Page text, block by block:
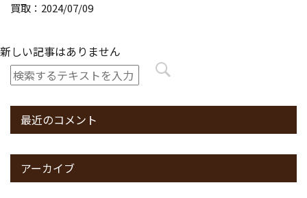
買取：2024/07/09
新しい記事はありません
最近のコメント
アーカイブ